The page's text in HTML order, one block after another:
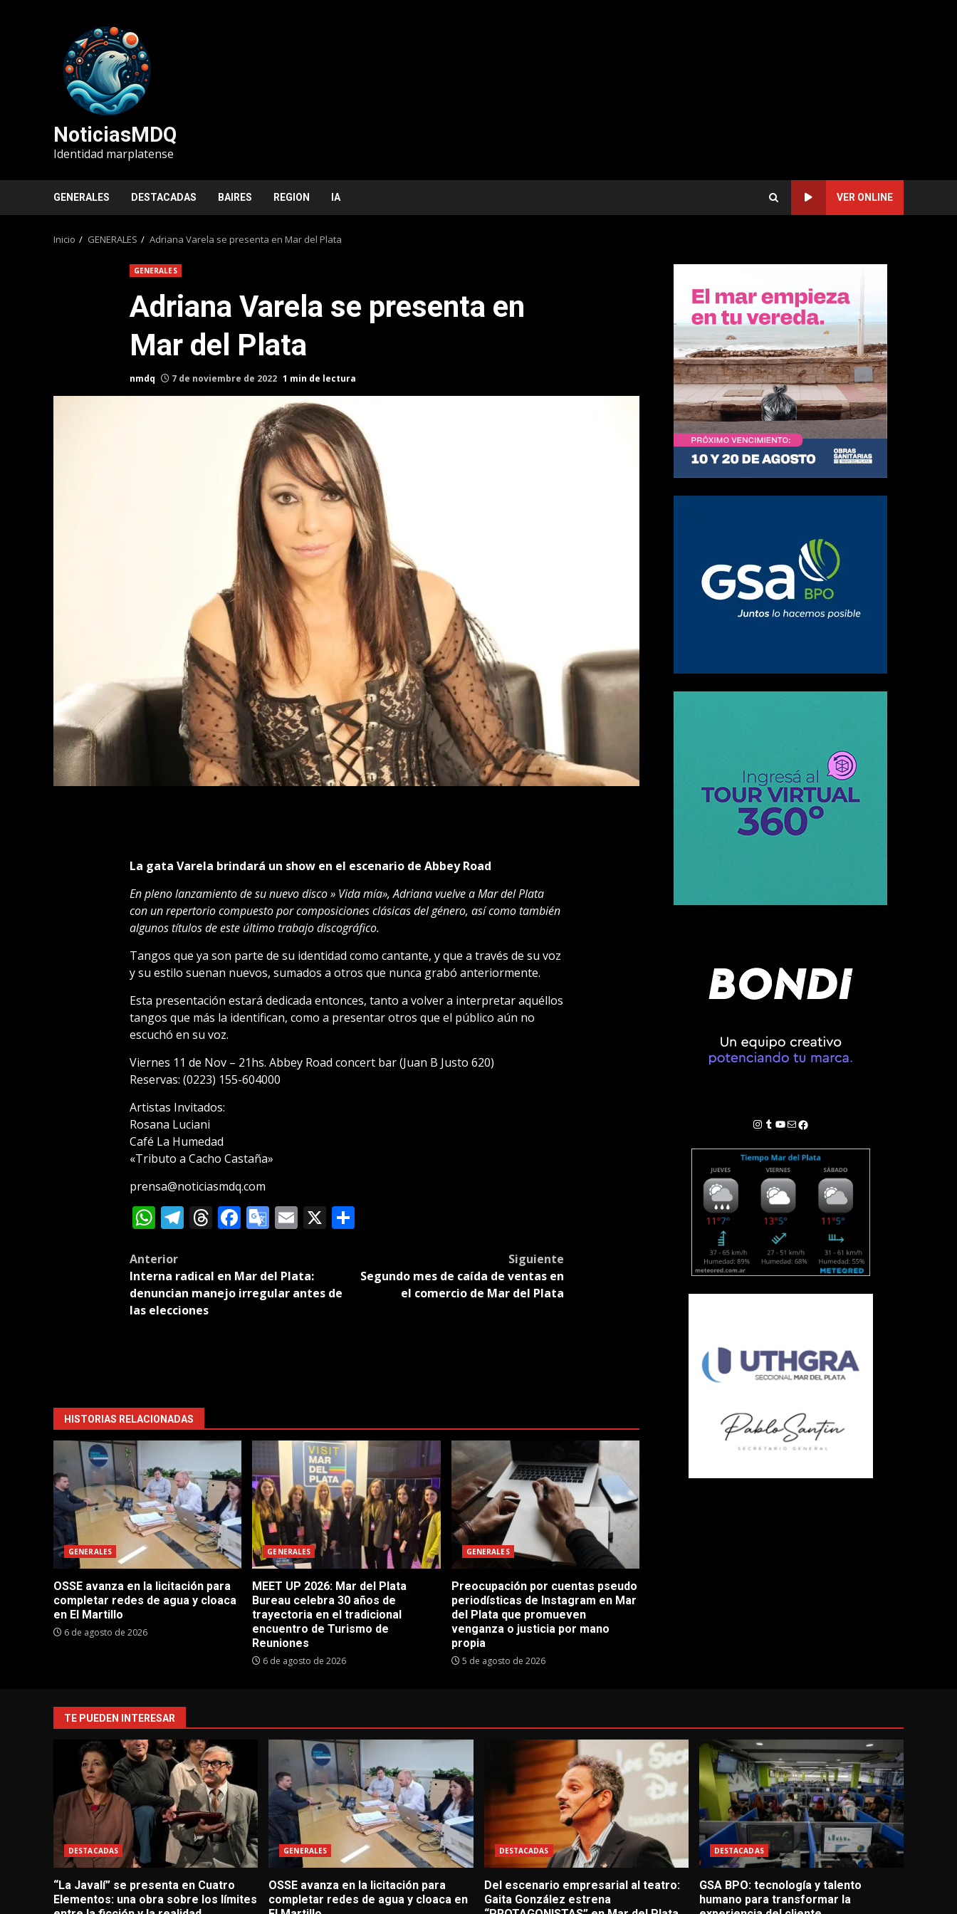
NoticiasMDQ
Identidad marplatense
GENERALES DESTACADAS BAIRES REGION IA VER ONLINE
Inicio GENERALES Adriana Varela se presenta en Mar del Plata
GENERALES
Adriana Varela se presenta en
Mar del Plata
nmdq 7 de noviembre de 2022 1 min de lectura
La gata Varela brindará un show en el escenario de Abbey Road
En pleno lanzamiento de su nuevo disco » Vida mía», Adriana vuelve a Mar del Plata
con un repertorio compuesto por composiciones clásicas del género, así como también
algunos títulos de este último trabajo discográfico.
Tangos que ya son parte de su identidad como cantante, y que a través de su voz
y su estilo suenan nuevos, sumados a otros que nunca grabó anteriormente.
Esta presentación estará dedicada entonces, tanto a volver a interpretar aquéllos
tangos que más la identifican, como a presentar otros que el público aún no
escuchó en su voz.
Viernes 11 de Nov – 21hs. Abbey Road concert bar (Juan B Justo 620)
Reservas: (0223) 155-604000
Artistas Invitados:
Rosana Luciani
Café La Humedad
«Tributo a Cacho Castaña»
prensa@noticiasmdq.com
WhatsApp
Telegram
Threads
Facebook
Google
Email
X Compartir
Post
navigation
Anterior
Interna radical en Mar del Plata:
denuncian manejo irregular antes de
las elecciones
Siguiente
Segundo mes de caída de ventas en
el comercio de Mar del Plata
HISTORIAS RELACIONADAS
GENERALES
OSSE avanza en la licitación para
completar redes de agua y cloaca
en El Martillo
6 de agosto de 2026
GENERALES
MEET UP 2026: Mar del Plata
Bureau celebra 30 años de
trayectoria en el tradicional
encuentro de Turismo de
Reuniones
6 de agosto de 2026
GENERALES
Preocupación por cuentas pseudo
periodísticas de Instagram en Mar
del Plata que promueven
venganza o justicia por mano
propia
5 de agosto de 2026
Instagram
Tumblr
YouTube
Correo electrónico
Facebook
TE PUEDEN INTERESAR
DESTACADAS
“La Javalí” se presenta en Cuatro
Elementos: una obra sobre los límites
GENERALES
OSSE avanza en la licitación para
completar redes de agua y cloaca en
DESTACADAS
Del escenario empresarial al teatro:
Gaita González estrena
DESTACADAS
GSA BPO: tecnología y talento
humano para transformar la